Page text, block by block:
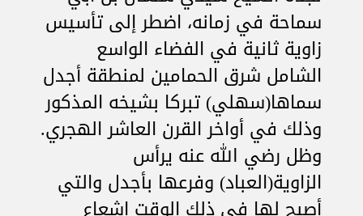
سماحة في زمانه، اضطر إلى تأسيس
زاوية ثانية في الفضاء الواسع
الشامل شرق الحمامين لمنطقة أجدل
سماها(سهلي) تبركا بشيخه المذكور
وذلك في أواخر القرن العاشر الهجري.
وظل رضي الله عنه يرأس
الزاوية(العباد) وفرعها بأجدل والتي